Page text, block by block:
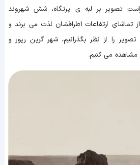
تصویر بر لبه ی پرتگاه، شش شهروند
تماشای ارتفاعات اطرافشان لذت می برند و
را از نظر بگذرانیم، شهر گرین ریور و
مشاهده می کنیم.